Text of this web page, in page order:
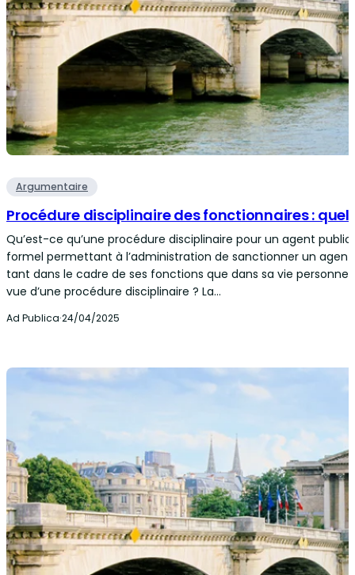
Argumentaire
Procédure disciplinaire des fonctionnaires :
Qu’est-ce qu’une procédure disciplinaire pour un agent
formel permettant à l’administration de sanctionner un
tant dans le cadre de ses fonctions que dans sa vie
vue d’une procédure disciplinaire ? La…
Ad Publica·24/04/2025